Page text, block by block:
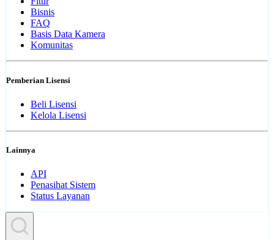
Bisnis
FAQ
Basis Data Kamera
Komunitas
Pemberian Lisensi
Beli Lisensi
Kelola Lisensi
Lainnya
API
Penasihat Sistem
Status Layanan